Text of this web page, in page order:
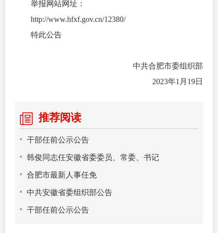
举报网站网址：
http://www.hfxf.gov.cn/12380/
特此公告
中共合肥市委组织部
2023年1月19日
推荐阅读
干部任前公示公告
韩俊同志任安徽省委委员、常委、书记
合肥市最新人事任免
中共安徽省委组织部公告
干部任前公示公告